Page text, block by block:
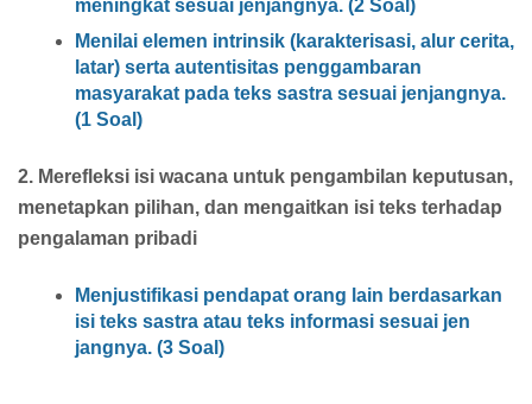
meningkat sesuai jenjangnya. (2 Soal)
Menilai elemen intrinsik (karakterisasi, alur cerita,
latar) serta autentisitas penggambaran
masyarakat pada teks sastra sesuai jenjangnya.
(1 Soal)
2. Merefleksi isi wacana untuk pengambilan keputusan,
menetapkan pilihan, dan mengaitkan isi teks terhadap
pengalaman pribadi
Menjustifikasi pendapat orang lain berdasarkan
isi teks sastra atau teks informasi sesuai jen
jangnya. (3 Soal)